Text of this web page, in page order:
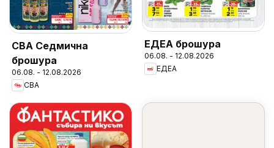
CBA Седмична
брошура
06.08. - 12.08.2026
CBA
ЕДЕА брошура
06.08. - 12.08.2026
ЕДЕА